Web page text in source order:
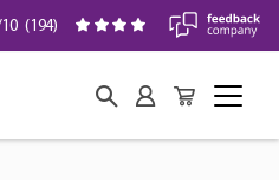
(194)